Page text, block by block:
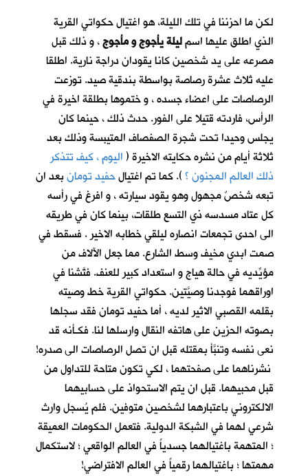
لكن ما احزننا في تلك الليلة، هو اغتيال حكواتي القرية
الذي اطلق عليها اسمليلة يأجوج و مأجوج، و ذلك قبل
مصرعه على يد شخصين كانا يقودان دراجة نارية. اطلقا
عليه ثلاث عشرة رصاصة بواسطة بندقية صيد. توزعت
الرصاصات على اعضاء جسده ، و ختموها بطلقة اخيرة في
الرأس، فاردته قتيلا على الفور. حدث ذلك ، حينما كان
يجلس وحيدا تحت شجرة الصفصاف المتيبسة وذلك بعد
ثلاثة أيام من نشره حكايته الاخيرة (اليوم ، كيف تتذكر
ذلك العالم المجنون ؟). كما تم اغتيالحفيد تومانبعد ان
تبعه شخصٌ مجهول وهو يقود سيارته ، و افرغ في رأسه
كل عتاد مسدسه ذي التسع طلقات، بينما كان في طريقه
الى احدى تجمعات انصاره ليلقي خطابه الاخير . فسقط في
صمت ابدي مخيف وسط الشارع. مما جعل الآلاف من
مؤيِّديه في حالة هياج و استعداد كبير للعنف. فتَّشنا في
اوراقهما فوجدنا وصيَّتين. حكواتي القرية خط وصيته
بقلمه القصبي الاثير لديه ، أما حفيد تومان فقد سجلها
بصوته الحزين على هاتفه النقال وارسلها لنا. فكـأنه قد
نعى نفسه وتنبَّأ بمقتله قبل ان تصل الرصاصات الى صدره!
نشرناهما على صفحتهما ، لكي تكون متاحة للتداول من
قبل محبيهما. قبل ان يتم الاستحواذ على حسابيهما
الالكتروني باعتبارهما لشخصين متوفين. فلم يُسجل وارث
شرعي لهما في الشبكة الدولية. فتعمل الحكومات العميقة
؛ المتهمة باغتيالهما جسدياً في العالم الواقعي ؛ لاستكمال
مهمتها ؛ باغتيالهما رقمياً في العالم الافتراضي!